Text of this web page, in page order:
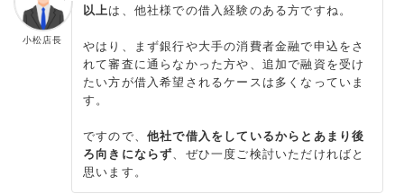
小松店長
以上 は、他社様での借入経験のある方ですね。
やはり、まず銀行や大手の消費者金融で申込をさ
れて審査に通らなかった方や、追加で融資を受け
たい方が借入希望されるケースは多くなっていま
す。
ですので、 他社で借入をしているからとあまり後
ろ向きにならず 、ぜひ一度ご検討いただければと
思います。